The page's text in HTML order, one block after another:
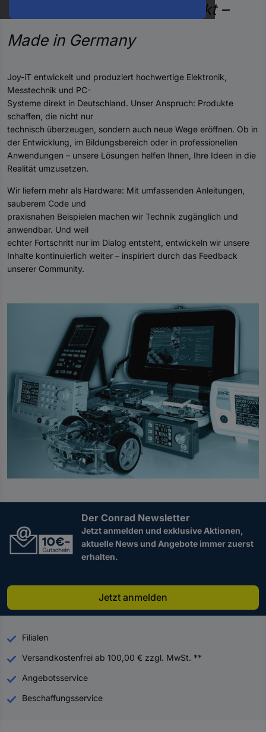
Teile-
Technologie, die weiterdenkt –
Made in Germany
Joy-iT entwickelt und produziert hochwertige Elektronik,
Messtechnik und PC-
Systeme direkt in Deutschland. Unser Anspruch: Produkte
schaffen, die nicht nur
technisch überzeugen, sondern auch neue Wege eröffnen. Ob in
der Entwicklung, im Bildungsbereich oder in professionellen
Anwendungen – unsere Lösungen helfen Ihnen, Ihre Ideen in die
Realität umzusetzen.
Wir liefern mehr als Hardware: Mit umfassenden Anleitungen,
sauberem Code und
praxisnahen Beispielen machen wir Technik zugänglich und
anwendbar. Und weil
echter Fortschritt nur im Dialog entsteht, entwickeln wir unsere
Inhalte kontinuierlich weiter – inspiriert durch das Feedback
unserer Community.
Der Conrad Newsletter
Jetzt anmelden und exklusive Aktionen,
aktuelle News und Angebote immer zuerst
erhalten.
Jetzt anmelden
Filialen
Versandkostenfrei ab 100,00 € zzgl. MwSt. **
Angebotsservice
Beschaffungsservice